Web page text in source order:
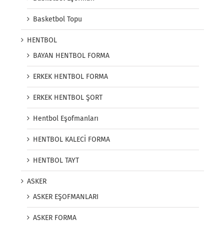
Basketbol Topu
HENTBOL
BAYAN HENTBOL FORMA
ERKEK HENTBOL FORMA
ERKEK HENTBOL ŞORT
Hentbol Eşofmanları
HENTBOL KALECİ FORMA
HENTBOL TAYT
ASKER
ASKER EŞOFMANLARI
ASKER FORMA